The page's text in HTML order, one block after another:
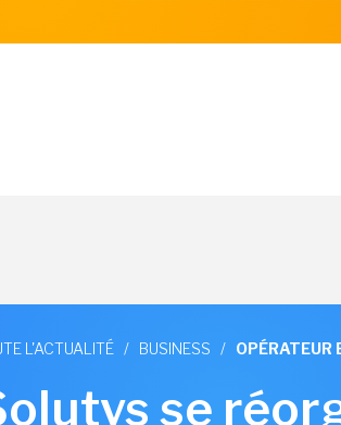
L'ACTUALITÉ / BUSINESS / OPÉRATEUR
se